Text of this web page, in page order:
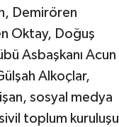
Demirören
Oktay, Doğuş
Asbaşkanı Acun
Alkoçlar,
sosyal medya
toplum kuruluşu